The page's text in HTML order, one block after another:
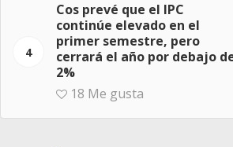
4
Cos prevé que el IPC
continúe elevado en el
primer semestre, pero
cerrará el año por debajo
2%
18 Me gusta